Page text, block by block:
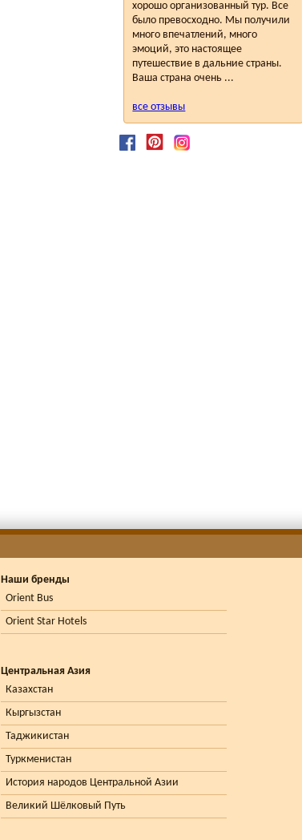
хорошо организованный тур. Все
было превосходно. Мы получили
много впечатлений, много
эмоций, это настоящее
путешествие в дальние страны.
Ваша страна очень ...
все отзывы
Наши бренды
Orient Bus
Orient Star Hotels
Центральная Азия
Казахстан
Кыргызстан
Таджикистан
Туркменистан
История народов Центральной Азии
Великий Шёлковый Путь